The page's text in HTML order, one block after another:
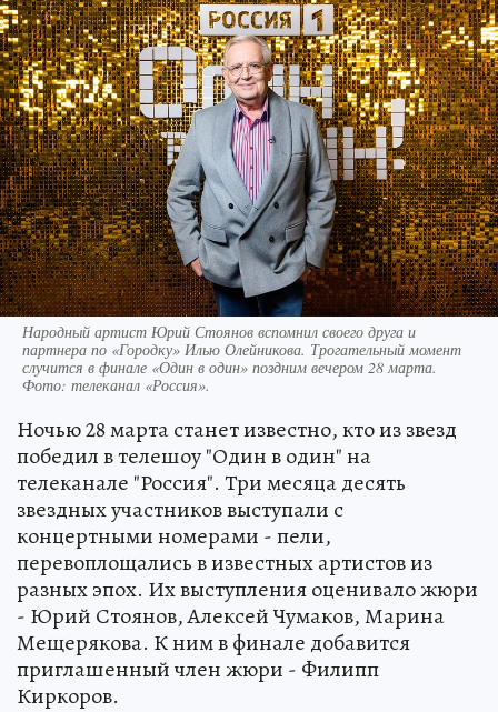
Народный артист Юрий Стоянов вспомнил своего друга и
партнера по «Городку» Илью Олейникова. Трогательный момент
случится в финале «Один в один» поздним вечером 28 марта.
Фото: телеканал «Россия».
Ночью 28 марта станет известно, кто из звезд
победил в телешоу "Один в один" на
телеканале "Россия". Три месяца десять
звездных участников выступали с
концертными номерами - пели,
перевоплощались в известных артистов из
разных эпох. Их выступления оценивало жюри
- Юрий Стоянов, Алексей Чумаков, Марина
Мещерякова. К ним в финале добавится
приглашенный член жюри - Филипп
Киркоров.